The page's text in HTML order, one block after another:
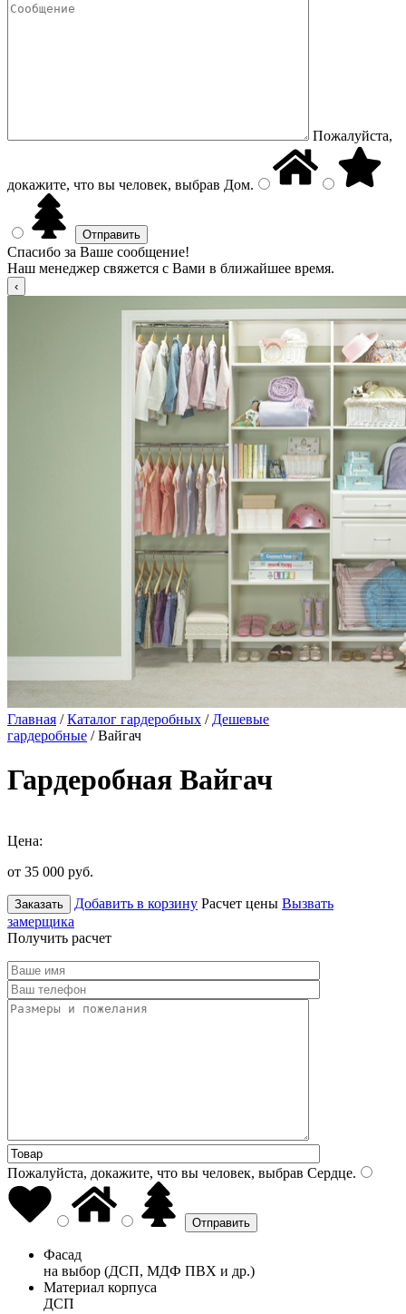
Пожалуйста,
докажите, что вы человек, выбрав Дом.
Спасибо за Ваше сообщение!
Наш менеджер свяжется с Вами в ближайшее время.
Главная /Каталог гардеробных / Дешевые
гардеробные / Вайгач
Гардеробная Вайгач
Цена:
от 35 000 руб.
Заказать Добавить в корзину Расчет цены Вызвать
замерщика
Получить расчет
Пожалуйста, докажите, что вы человек, выбрав Сердце.
Фасад
на выбор (ДСП, МДФ ПВХ и др.)
Материал корпуса
ДСП